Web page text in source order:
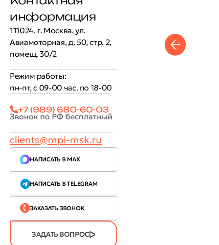
информация
111024, г. Москва, ул.
Авиамоторная, д. 50, стр. 2,
помещ. 30/2
Режим работы:
пн-пт, с 09-00 час. по 18-00
+7 (989) 680-60-03
Звонок по РФ бесплатный
clients@mpi-msk.ru
НАПИСАТЬ В MAX
НАПИСАТЬ В TELEGRAM
ЗАКАЗАТЬ ЗВОНОК
ЗАДАТЬ ВОПРОС